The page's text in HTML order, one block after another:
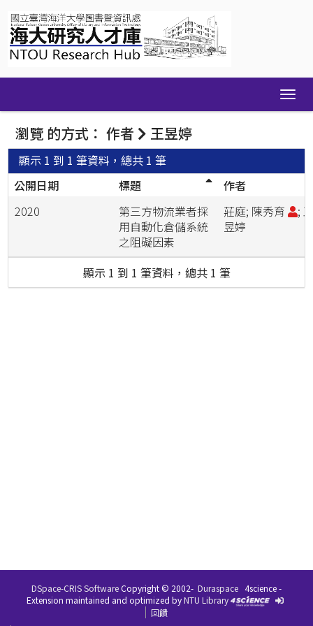
navigation
瀏覽 的方式： 作者 王昱婷
顯示 1 到 1 筆資料，總共 1 筆
公開日期
標題
作者
2020
第三方物流業者採
用自動化倉儲系統
之阻礙因素
莊庭; 陳秀育
;
昱婷
顯示 1 到 1 筆資料，總共 1 筆
DSpace-CRIS SoftwareCopyright © 2002- Duraspace 4science -
Extension maintained and optimized byNTU Library
回饋